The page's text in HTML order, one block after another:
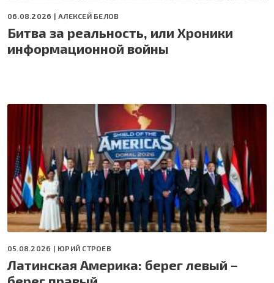
06.08.2026 |АЛЕКСЕЙ БЕЛОВ
Битва за реальность, или Хроники
информационной войны
05.08.2026 | ЮРИЙ СТРОЕВ
Латинская Америка: берег левый –